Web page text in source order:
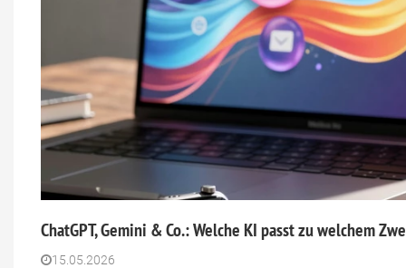
ChatGPT, Gemini & Co.: Welche KI passt zu welchem
15.05.2026